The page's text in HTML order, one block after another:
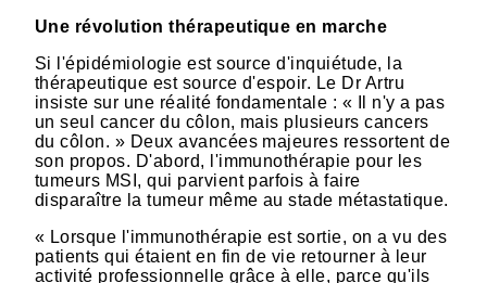
Une révolution thérapeutique en marche
Si l'épidémiologie est source d'inquiétude, la
thérapeutique est source d'espoir. Le Dr Artru
insiste sur une réalité fondamentale : « Il n'y a pas
un seul cancer du côlon, mais plusieurs cancers
du côlon. » Deux avancées majeures ressortent de
son propos. D'abord, l'immunothérapie pour les
tumeurs MSI, qui parvient parfois à faire
disparaître la tumeur même au stade métastatique.
« Lorsque l'immunothérapie est sortie, on a vu des
patients qui étaient en fin de vie retourner à leur
activité professionnelle grâce à elle, parce qu'ils